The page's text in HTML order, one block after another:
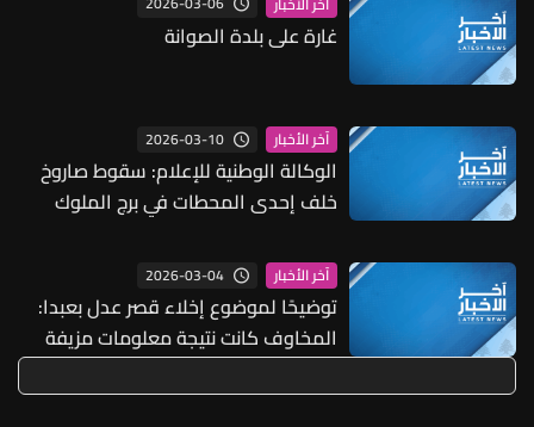
غارة على بلدة الصوانة
آخر الأخبار 2026-03-10
الوكالة الوطنية للإعلام: سقوط صاروخ
خلف إحدى المحطات في برج الملوك
آخر الأخبار 2026-03-04
توضيحًا لموضوع إخلاء قصر عدل بعبدا:
المخاوف كانت نتيجة معلومات مزيفة
والعمل يُستأنف في العدلية والتحقيقات
جارية لمعرفة مصدر الاتصال المفبرك